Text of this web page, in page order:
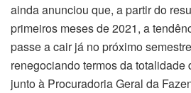
ainda anunciou que, a partir do
primeiros meses de 2021, a
passe a cair já no próximo
renegociando termos da
junto à Procuradoria Geral da